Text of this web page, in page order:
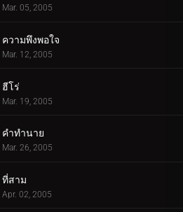
Mar. 05, 2005
ความพึงพอใจ
Mar. 12, 2005
ฮีโร่
Mar. 19, 2005
คำทำนาย
Mar. 26, 2005
ที่สาม
Apr. 02, 2005